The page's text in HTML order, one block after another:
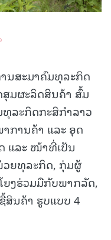
ນສະມາຄົມທຸລະກິດ
ສຸມຜະລິດສິນຄ້າ ສົ້ມ
ທຸລະກິດກະສິກໍາລາວ
ການຄ້າ ແລະ ອຸດ
ແລະ ໜ້າທີ່ເປັນ
ວຍທຸລະກິດ, ກຸ່ມຜູ້
ຍງຮ່ວມມືກັບພາກລັດ,
ສິນຄ້າ ຮູບແບບ 4